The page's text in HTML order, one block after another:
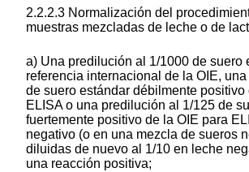
2.2.2.3 Normalización del
muestras mezcladas de leche o de
a) Una predilución al 1/1000 de suero
referencia internacional de la OIE,
de suero estándar débilmente positivo
ELISA o una predilución al 1/125 de
fuertemente positivo de la OIE para
negativo (o en una mezcla de sueros
diluidas de nuevo al 1/10 en leche
una reacción positiva;